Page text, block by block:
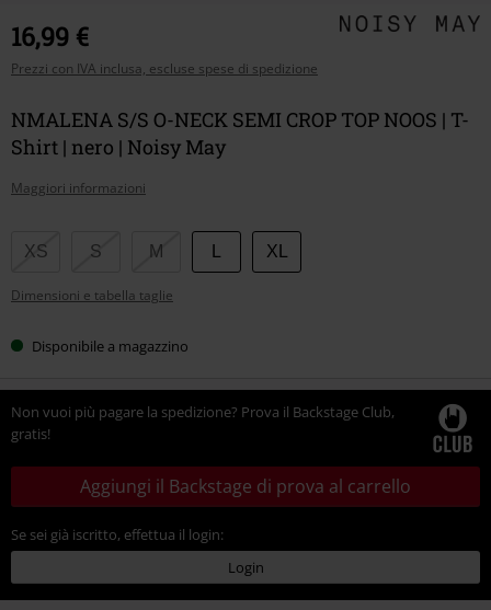
16,99 €
Prezzi con IVA inclusa, escluse spese di spedizione
NMALENA S/S O-NECK SEMI CROP TOP NOOS | T-
Shirt | nero | Noisy May
Maggiori informazioni
Scegli
tua
XS S M XL
Dimensioni e tabella taglie
Disponibile a magazzino
Non vuoi più pagare la spedizione? Prova il Backstage Club,
gratis!
Aggiungi il Backstage di prova al carrello
Se sei già iscritto, effettua il login:
Login